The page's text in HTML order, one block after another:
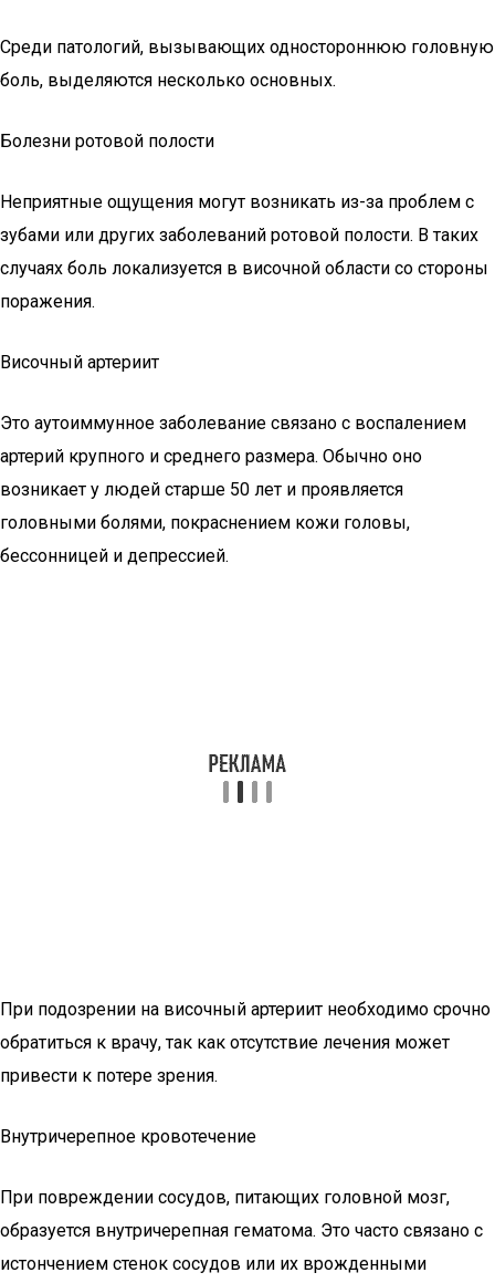
Среди патологий, вызывающих одностороннюю головную
боль, выделяются несколько основных.
Болезни ротовой полости
Неприятные ощущения могут возникать из-за проблем с
зубами или других заболеваний ротовой полости. В таких
случаях боль локализуется в височной области со стороны
поражения.
Височный артериит
Это аутоиммунное заболевание связано с воспалением
артерий крупного и среднего размера. Обычно оно
возникает у людей старше 50 лет и проявляется
головными болями, покраснением кожи головы,
бессонницей и депрессией.
При подозрении на височный артериит необходимо срочно
обратиться к врачу, так как отсутствие лечения может
привести к потере зрения.
Внутричерепное кровотечение
При повреждении сосудов, питающих головной мозг,
образуется внутричерепная гематома. Это часто связано с
истончением стенок сосудов или их врожденными